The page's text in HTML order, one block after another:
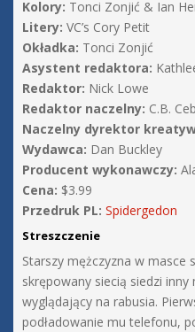
Kolory: Tonci Zonjić & Ian
Litery: VC’s Cory Petit
Okładka: Tonci Zonjić
Asystent redaktora:
Redaktor: Nick Lowe
Redaktor naczelny: C.B.
Naczelny dyrektor
Wydawca: Dan Buckley
Producent wykonawczy:
Cena: $3.99
Przedruk PL: Spidergedon
Streszczenie
Starszy mężczyzna w masce
skrępowany siecią siedzi
wyglądający na rabusia.
podładowanie mu telefonu,